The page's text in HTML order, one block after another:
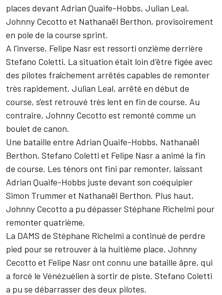
places devant Adrian Quaife-Hobbs, Julian Leal,
Johnny Cecotto et Nathanaël Berthon, provisoirement
en pole de la course sprint.
A l'inverse, Felipe Nasr est ressorti onzième derrière
Stefano Coletti. La situation était loin d'être figée avec
des pilotes fraîchement arrêtés capables de remonter
très rapidement. Julian Leal, arrêté en début de
course, s'est retrouvé très lent en fin de course. Au
contraire, Johnny Cecotto est remonté comme un
boulet de canon.
Une bataille entre Adrian Quaife-Hobbs, Nathanaël
Berthon, Stefano Coletti et Felipe Nasr a animé la fin
de course. Les ténors ont fini par remonter, laissant
Adrian Quaife-Hobbs juste devant son coéquipier
Simon Trummer et Nathanaël Berthon. Plus haut,
Johnny Cecotto a pu dépasser Stéphane Richelmi pour
remonter quatrième.
La DAMS de Stéphane Richelmi a continué de perdre
pied pour se retrouver à la huitième place. Johnny
Cecotto et Felipe Nasr ont connu une bataille âpre, qui
a forcé le Vénézuélien à sortir de piste. Stefano Coletti
a pu se débarrasser des deux pilotes.